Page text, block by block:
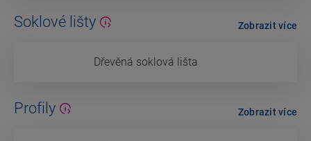
Soklové lišty
Dřevěná soklová lišta
Zobrazit více
Profily Zobrazit více